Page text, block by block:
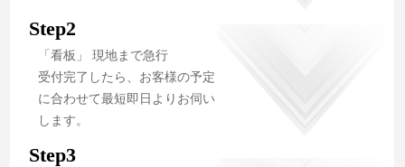
Step2
「看板」 現地まで急行
受付完了したら、お客様の予定
に合わせて最短即日よりお伺い
します。
Step3